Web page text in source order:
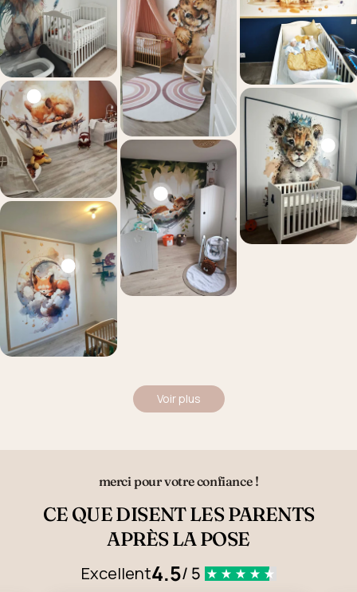
Voir plus
merci pour votre confiance !
CE QUE DISENT LES PARENTS
APRÈS LA POSE
Excellent4.5/ 5